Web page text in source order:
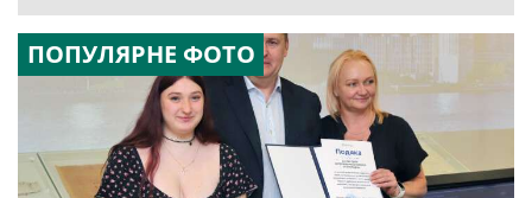
ПОПУЛЯРНЕ ФОТО